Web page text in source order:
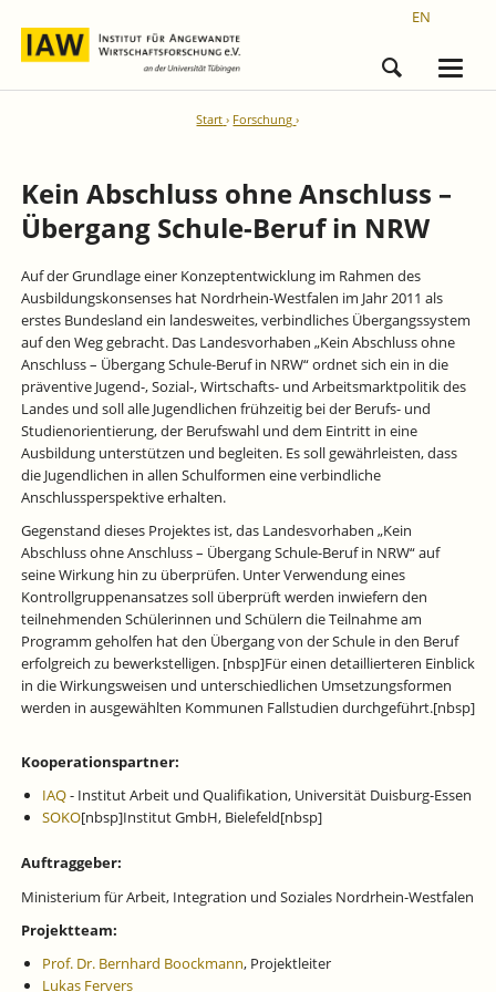
EN
Start Forschung
Kein Abschluss ohne Anschluss –
Übergang Schule-Beruf in NRW
Auf der Grundlage einer Konzeptentwicklung im Rahmen des
Ausbildungskonsenses hat Nordrhein-Westfalen im Jahr 2011 als
erstes Bundesland ein landesweites, verbindliches Übergangssystem
auf den Weg gebracht. Das Landesvorhaben „Kein Abschluss ohne
Anschluss – Übergang Schule-Beruf in NRW“ ordnet sich ein in die
präventive Jugend-, Sozial-, Wirtschafts- und Arbeitsmarktpolitik des
Landes und soll alle Jugendlichen frühzeitig bei der Berufs- und
Studienorientierung, der Berufswahl und dem Eintritt in eine
Ausbildung unterstützen und begleiten. Es soll gewährleisten, dass
die Jugendlichen in allen Schulformen eine verbindliche
Anschlussperspektive erhalten.
Gegenstand dieses Projektes ist, das Landesvorhaben „Kein
Abschluss ohne Anschluss – Übergang Schule-Beruf in NRW“ auf
seine Wirkung hin zu überprüfen. Unter Verwendung eines
Kontrollgruppenansatzes soll überprüft werden inwiefern den
teilnehmenden Schülerinnen und Schülern die Teilnahme am
Programm geholfen hat den Übergang von der Schule in den Beruf
erfolgreich zu bewerkstelligen. [nbsp]Für einen detaillierteren Einblick
in die Wirkungsweisen und unterschiedlichen Umsetzungsformen
werden in ausgewählten Kommunen Fallstudien durchgeführt.[nbsp]
Kooperationspartner:
IAQ- Institut Arbeit und Qualifikation, Universität Duisburg-Essen
SOKO[nbsp]Institut GmbH, Bielefeld[nbsp]
Auftraggeber:
Ministerium für Arbeit, Integration und Soziales Nordrhein-Westfalen
Projektteam:
Prof. Dr. Bernhard Boockmann, Projektleiter
Lukas Fervers